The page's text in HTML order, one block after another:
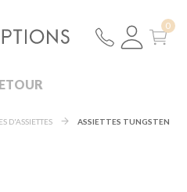
D'ASSIETTES ASSIETTES TUNGSTEN